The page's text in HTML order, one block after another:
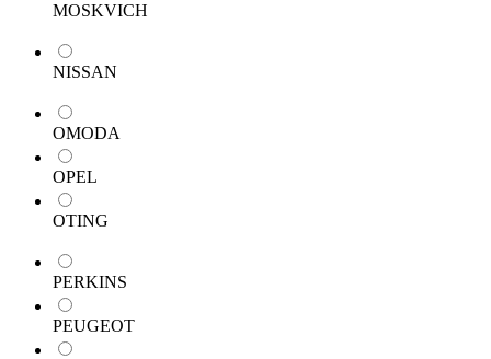
MOSKVICH
NISSAN
OMODA
OPEL
OTING
PERKINS
PEUGEOT